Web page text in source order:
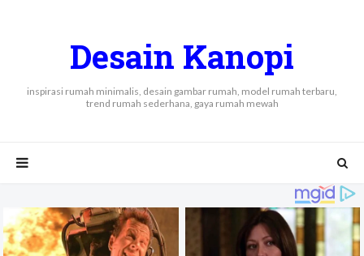
Desain Kanopi
inspirasi rumah minimalis, desain gambar rumah, model rumah terbaru,
trend rumah sederhana, gaya rumah mewah